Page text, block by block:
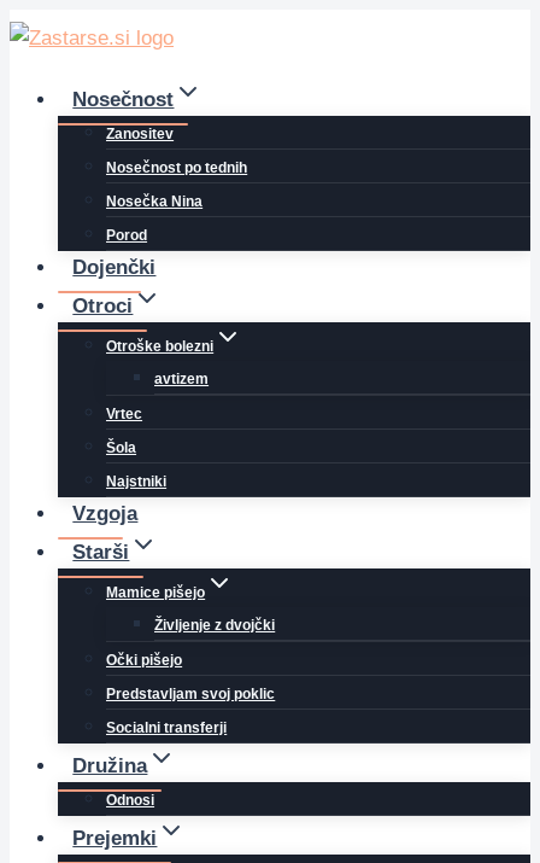
Skip
contentNosečnost
Zanositev
Nosečnost po tednih
Nosečka Nina
Porod
Dojenčki
Otroci
Otroške bolezni
avtizem
Vrtec
Šola
Najstniki
Vzgoja
Starši
Mamice pišejo
Življenje z dvojčki
Očki pišejo
Predstavljam svoj poklic
Socialni transferji
Družina
Odnosi
Prejemki